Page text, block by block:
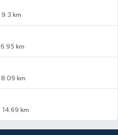
9.3 km
6.95 km
8.09 km
14.69 km